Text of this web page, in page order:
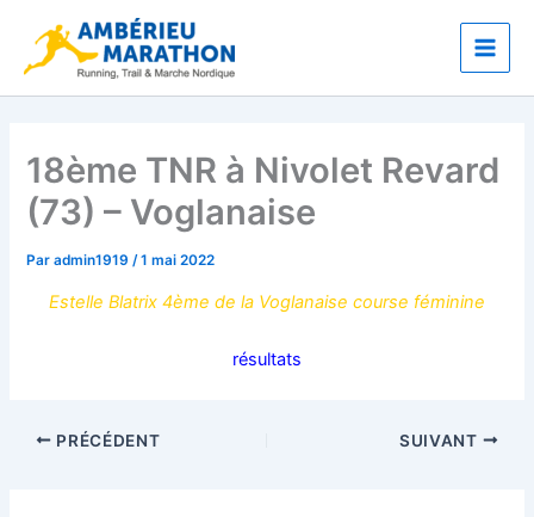
contenu
Main
18ème TNR à Nivolet Revard
(73) – Voglanaise
Paradmin1919/1 mai 2022
Estelle Blatrix 4ème de la Voglanaise course féminine
résultats
PRÉCÉDENT SUIVANT